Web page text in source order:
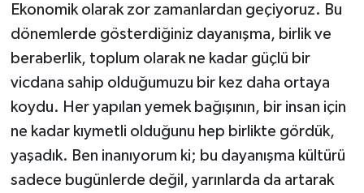
Ekonomik olarak zor zamanlardan geçiyoruz. Bu
dönemlerde gösterdiğiniz dayanışma, birlik ve
beraberlik, toplum olarak ne kadar güçlü bir
vicdana sahip olduğumuzu bir kez daha ortaya
koydu. Her yapılan yemek bağışının, bir insan için
ne kadar kıymetli olduğunu hep birlikte gördük,
yaşadık. Ben inanıyorum ki; bu dayanışma kültürü
sadece bugünlerde değil, yarınlarda da artarak